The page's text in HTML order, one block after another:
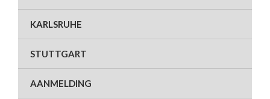
KARLSRUHE
STUTTGART
AANMELDING